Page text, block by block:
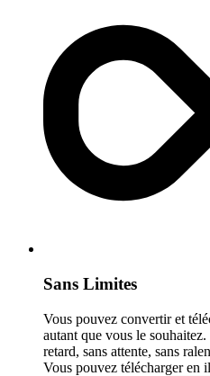
Sans Limites
Vous pouvez convertir et
autant que vous le
retard, sans attente, sans
Vous pouvez télécharger en